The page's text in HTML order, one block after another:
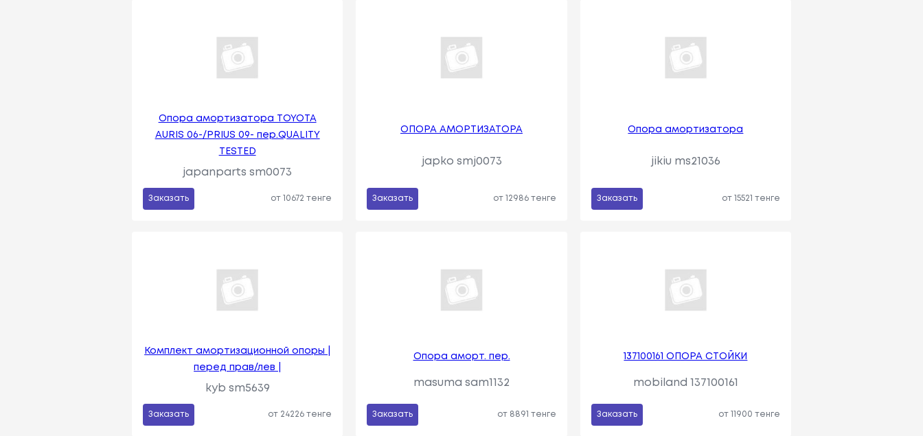
Опора амортизатора TOYOTA
AURIS 06-/PRIUS 09- пер.QUALITY
TESTED
japanparts sm0073
Заказать от 10672 тенге
ОПОРА АМОРТИЗАТОРА
japko smj0073
Заказать от 12986 тенге
Опора амортизатора
jikiu ms21036
Заказать от 15521 тенге
Комплект амортизационной опоры |
перед прав/лев |
kyb sm5639
Заказать от 24226 тенге
Опора аморт. пер.
masuma sam1132
Заказать от 8891 тенге
137100161 ОПОРА СТОЙКИ
mobiland 137100161
Заказать от 11900 тенге